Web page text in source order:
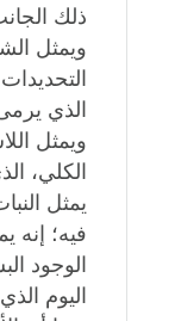
ذلك
ويمثل
الذي
ويمثل
الكلي،
يمثل
فيه؛ إنه
الوجود
اليوم